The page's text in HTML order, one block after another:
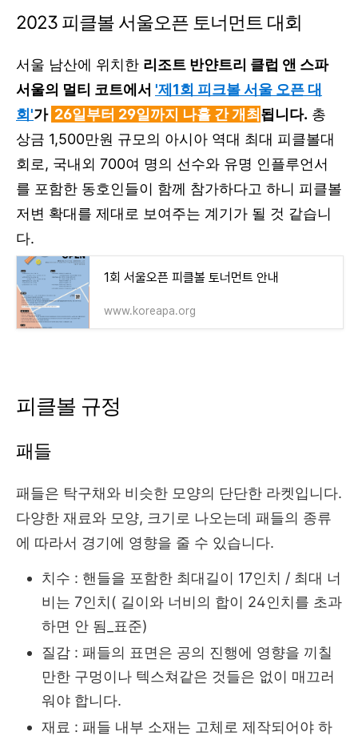
2023 피클볼 서울오픈 토너먼트 대회
서울 남산에 위치한 리조트 반얀트리 클럽 앤 스파
서울의 멀티 코트에서 '제1회 피크볼 서울 오픈 대
회'가 26일부터 29일까지 나흘 간 개최 됩니다. 총
상금 1,500만원 규모의 아시아 역대 최대 피클볼대
회로, 국내외 700여 명의 선수와 유명 인플루언서
를 포함한 동호인들이 함께 참가하다고 하니 피클볼
저변 확대를 제대로 보여주는 계기가 될 것 같습니
다.
1회 서울오픈 피클볼 토너먼트 안내
www.koreapa.org
피클볼 규정
패들
패들은 탁구채와 비슷한 모양의 단단한 라켓입니다.
다양한 재료와 모양, 크기로 나오는데 패들의 종류
에 따라서 경기에 영향을 줄 수 있습니다.
치수 : 핸들을 포함한 최대길이 17인치 / 최대 너
비는 7인치( 길이와 너비의 합이 24인치를 초과
하면 안 됨_표준)
질감 : 패들의 표면은 공의 진행에 영향을 끼칠
만한 구멍이나 텍스쳐같은 것들은 없이 매끄러
워야 합니다.
재료 : 패들 내부 소재는 고체로 제작되어야 하